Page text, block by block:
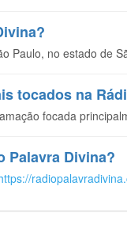
Paulo, no estado de
tocados na
focada
Palavra Divina?